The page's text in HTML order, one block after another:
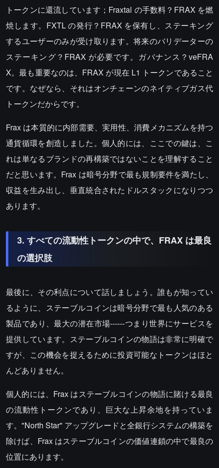
トークンに還流しています；Fraxtal の手数料？FRAX を燃
焼します。FXTL の発行？FRAX を保有し、ステーキング
するユーザーのみが受け取ります。将来のバリデーターの
ステーキング？FRAX が必要です。ガバナンス？veFRA
X。最も重要なのは、FRAX が現在 L1 トークンであること
です。なぜなら、それはオンチェーンのネイティブガス代
トークンだからです。
Frax は本質的に内部需要、実用性、消費メカニズムを持つ
通貨循環を創造しました。個人的には、ここでの鍵は、こ
れは単なるブランドの再構築ではないことを理解すること
だと思います。Frax は暗号分野で最も規制要件を満たし、
収益を生み出し、垂直統合されたドルスタックになりつつ
あります。
3. すべての流動性トークンの中で、FRAX は最良
の選択肢
最後に、その利点について話しましょう。誰もが知ってい
るように、ステーブルコインは暗号分野で最も人気のある
製品であり、最大の潜在市場------つまり世界にサービスを
提供しています。ステーブルコインの物語は非常に明確で
すが、この機会を捉えるために投資可能なトークンはほと
んどありません。
個人的には、Frax はステーブルコインの物語に賭ける最良
の流動性トークンであり、巨大な上昇余地を持っていま
す。"North Star" アップグレードと全銀行システムの構築を
除けば、Frax はステーブルコインの価値連鎖の中で最良の
位置にあります。